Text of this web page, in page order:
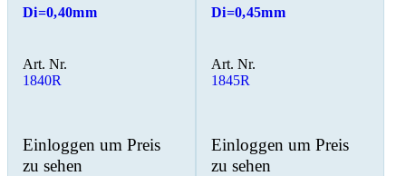
Di=0,40mm
Art. Nr.
1840R
Einloggen um Preis
zu sehen
Di=0,45mm
Art. Nr.
1845R
Einloggen um Preis
zu sehen